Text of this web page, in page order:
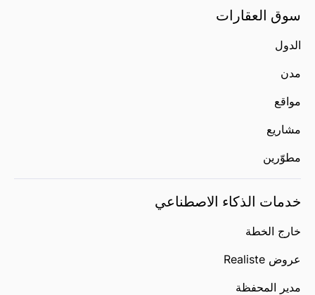
سوق العقارات
الدول
مدن
مواقع
مشاريع
مطوّرين
خدمات الذكاء الاصطناعي
خارج الخطة
عروض Realiste
مدير المحفظة